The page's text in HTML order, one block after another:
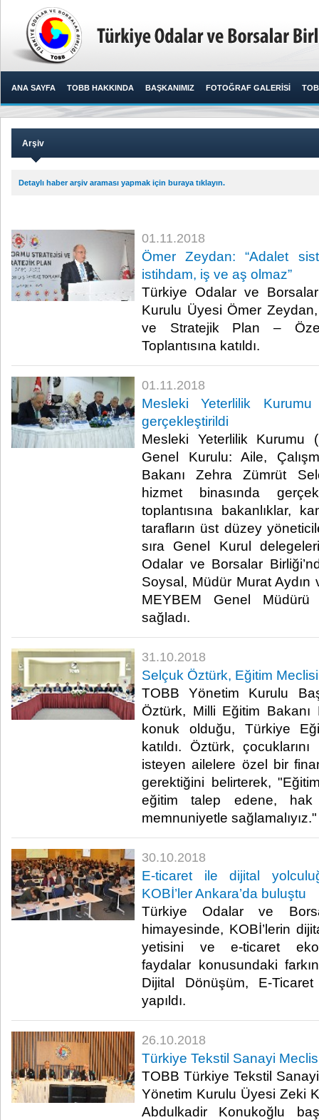
ANA SAYFA TOBB HAKKINDA BAŞKANIMIZ FOTOĞRAF GALERİSİ
Arşiv
Detaylı haber arşiv araması yapmak için buraya tıklayın.
01.11.2018
Ömer Zeydan: “Adalet
istihdam, iş ve aş olmaz”
Türkiye Odalar ve
Kurulu Üyesi Ömer
ve Stratejik Plan –
Toplantısına katıldı.​
01.11.2018
Mesleki Yeterlilik
gerçekleştirildi
Mesleki Yeterlilik Kurumu
Genel Kurulu: Aile,
Bakanı Zehra Zümrüt
hizmet binasında
toplantısına bakanlıklar,
tarafların üst düzey
sıra Genel Kurul
Odalar ve Borsalar
Soysal, Müdür Murat
MEYBEM Genel Müdürü
sağladı.​
31.10.2018
Selçuk Öztürk, Eğitim Meclisi
TOBB Yönetim Kurulu
Öztürk, Milli Eğitim Bakanı
konuk olduğu, Türkiye
katıldı. Öztürk,
isteyen ailelere özel bir
gerektiğini belirterek,
eğitim talep edene, hak
memnuniyetle
30.10.2018
E-ticaret ile dijital
KOBİ’ler Ankara’da buluştu
Türkiye Odalar ve
himayesinde, KOBİ’lerin
yetisini ve e-ticaret
faydalar konusundaki
Dijital Dönüşüm, E-
yapıldı.​
26.10.2018
Türkiye Tekstil Sanayi
TOBB Türkiye Tekstil
Yönetim Kurulu Üyesi Zeki
Abdulkadir Konukoğlu